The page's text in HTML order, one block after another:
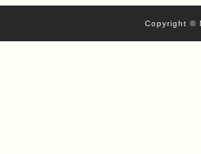
Copyright ©